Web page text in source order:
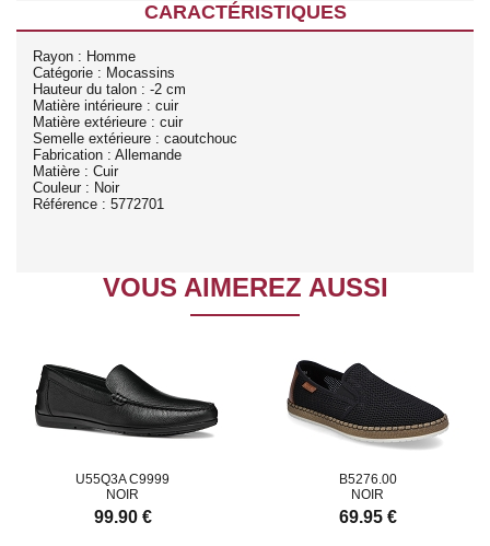
CARACTÉRISTIQUES
Rayon : Homme
Catégorie : Mocassins
Hauteur du talon : -2 cm
Matière intérieure : cuir
Matière extérieure : cuir
Semelle extérieure : caoutchouc
Fabrication : Allemande
Matière : Cuir
Couleur : Noir
Référence : 5772701
VOUS AIMEREZ AUSSI
U55Q3A C9999
NOIR
99.90 €
B5276.00
NOIR
69.95 €